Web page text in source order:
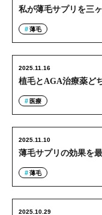
私が薄毛サプリを三
薄毛
植毛とAGA治療薬ど
2025.11.16
医療
薄毛サプリの効果を
2025.11.10
薄毛
2025.10.29